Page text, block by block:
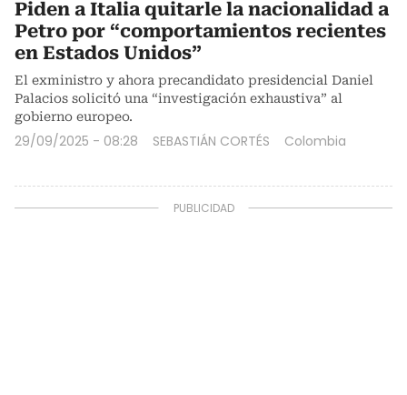
Piden a Italia quitarle la nacionalidad a
Petro por “comportamientos recientes
en Estados Unidos”
El exministro y ahora precandidato presidencial Daniel
Palacios solicitó una “investigación exhaustiva” al
gobierno europeo.
29/09/2025 - 08:28 SEBASTIÁN CORTÉS Colombia